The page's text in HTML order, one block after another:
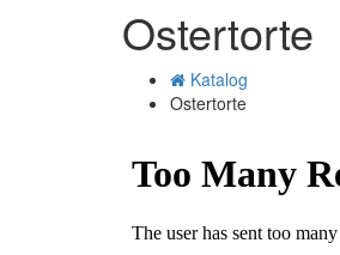
Ostertorte
Katalog
Ostertorte